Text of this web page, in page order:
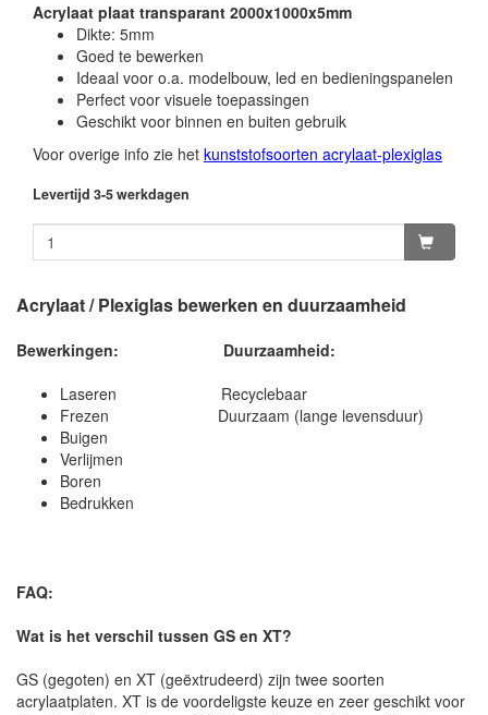
Acrylaat plaat transparant 2000x1000x5mm
Dikte: 5mm
Goed te bewerken
Ideaal voor o.a. modelbouw, led en bedieningspanelen
Perfect voor visuele toepassingen
Geschikt voor binnen en buiten gebruik
Voor overige info zie het kunststofsoorten acrylaat-plexiglas
Levertijd 3-5 werkdagen
Acrylaat / Plexiglas bewerken en duurzaamheid
Bewerkingen:
Duurzaamheid:
Laseren Recyclebaar
Frezen Duurzaam (lange levensduur)
Buigen
Verlijmen
Boren
Bedrukken
FAQ:
Wat is het verschil tussen GS en XT?
GS (gegoten) en XT (geëxtrudeerd) zijn twee soorten
acrylaatplaten. XT is de voordeligste keuze en zeer geschikt voor